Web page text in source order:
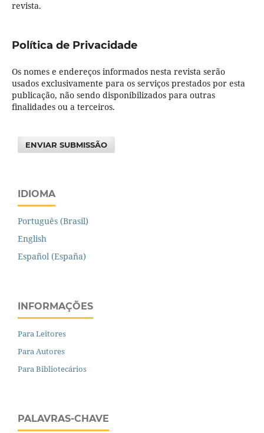
revista.
Política de Privacidade
Os nomes e endereços informados nesta revista serão
usados exclusivamente para os serviços prestados por esta
publicação, não sendo disponibilizados para outras
finalidades ou a terceiros.
ENVIAR SUBMISSÃO
IDIOMA
Português (Brasil)
English
Español (España)
INFORMAÇÕES
Para Leitores
Para Autores
Para Bibliotecários
PALAVRAS-CHAVE